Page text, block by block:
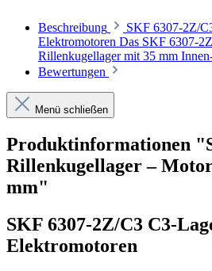
Beschreibung
SKF 6307-2Z/
Elektromotoren Das SKF 6307-
Rillenkugellager mit 35 mm
Bewertungen
Menü schließen
Produktinformationen
Rillenkugellager –
mm"
SKF 6307-2Z/C3 C3-
Elektromotoren